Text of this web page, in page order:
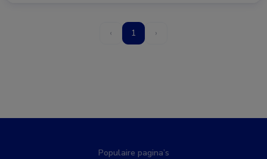
‹ 1 ›
Populaire pagina’s